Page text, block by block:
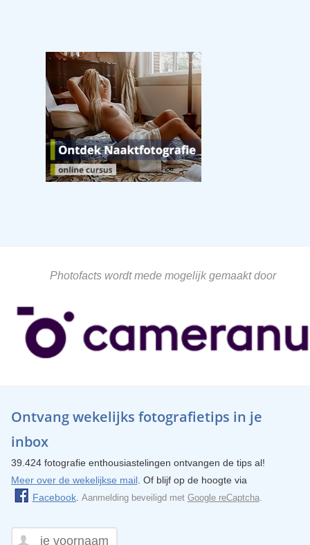
Photofacts wordt mede mogelijk gemaakt door
Ontvang wekelijks fotografietips in je
inbox
39.424 fotografie enthousiastelingen ontvangen de tips al!
Meer over de wekelijkse mail. Of blijf op de hoogte via
Facebook. Aanmelding beveiligd met Google reCaptcha.